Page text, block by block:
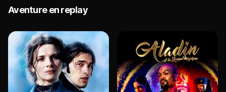
Aventure en replay